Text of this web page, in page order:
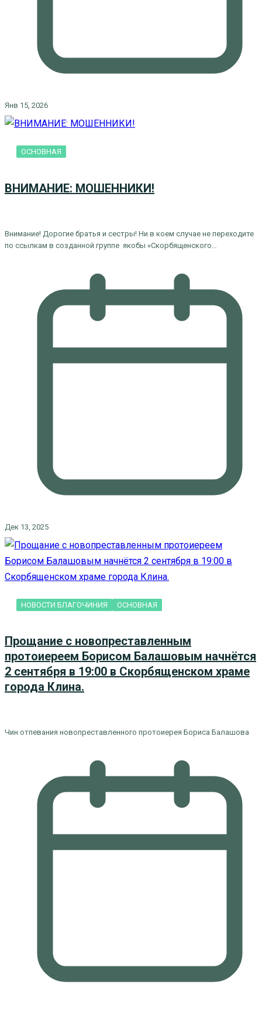
Янв 15, 2026
ОСНОВНАЯ
ВНИМАНИЕ: МОШЕННИКИ!
Внимание! Дорогие братья и сестры! Ни в коем случае не переходите
по ссылкам в созданной группе якобы «Скорбященского…
Дек 13, 2025
НОВОСТИ БЛАГОЧИНИЯ ОСНОВНАЯ
Прощание с новопреставленным
протоиереем Борисом Балашовым начнётся
2 сентября в 19:00 в Скорбященском храме
города Клина.
Чин отпевания новопреставленного протоиерея Бориса Балашова